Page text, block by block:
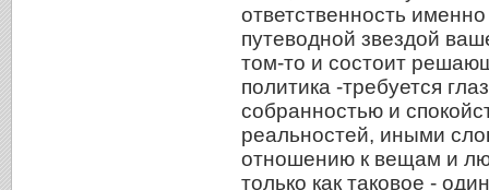
ответственность
путеводной звездой
том-то и состоит
политика -требуется
собранностью и
реальностей, иными
отношению к вещам и
только как таковое -